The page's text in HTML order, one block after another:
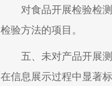
对食品开展检验检
检验方法的项目。
五、未对产品开展
在信息展示过程中显著